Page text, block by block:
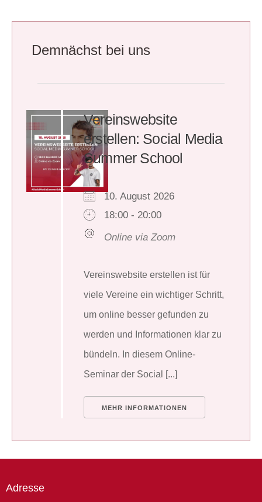
Demnächst bei uns
Vereinswebsite
erstellen: Social Media
Summer School
10. August 2026
18:00 - 20:00
Online via Zoom
Vereinswebsite erstellen ist für
viele Vereine ein wichtiger Schritt,
um online besser gefunden zu
werden und Informationen klar zu
bündeln. In diesem Online-
Seminar der Social [...]
MEHR INFORMATIONEN
Adresse